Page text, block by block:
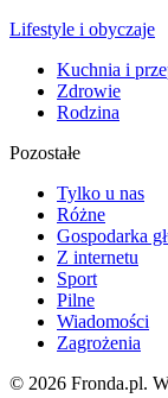
Lifestyle i obyczaje
Kuchnia i
Zdrowie
Rodzina
Pozostałe
Tylko u nas
Różne
Gospodarka
Z internetu
Sport
Pilne
Wiadomości
Zagrożenia
© 2026 Fronda.pl.